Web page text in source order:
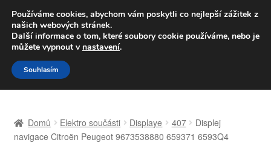
DOPRAVA od 139,-Kč
Volejte po-pá 9-16 704 494 494
Přeskočit
na
navigaci
Přejít
k
obsahu
Celosvětová doprava
Domů Elektro součásti Displaye 407
Displej
navigace Citroën Peugeot 9673538880 659371 6593Q4
Používáme cookies, abychom vám poskytli co nejlepší zážitek z
našich webových stránek.
Další informace o tom, které soubory cookie používáme, nebo je
můžete vypnout v nastavení.
Souhlasím